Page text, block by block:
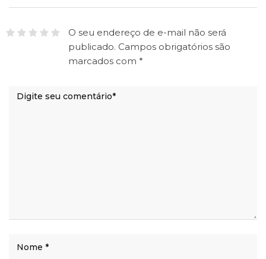
O seu endereço de e-mail não será
publicado. Campos obrigatórios são
marcados com *